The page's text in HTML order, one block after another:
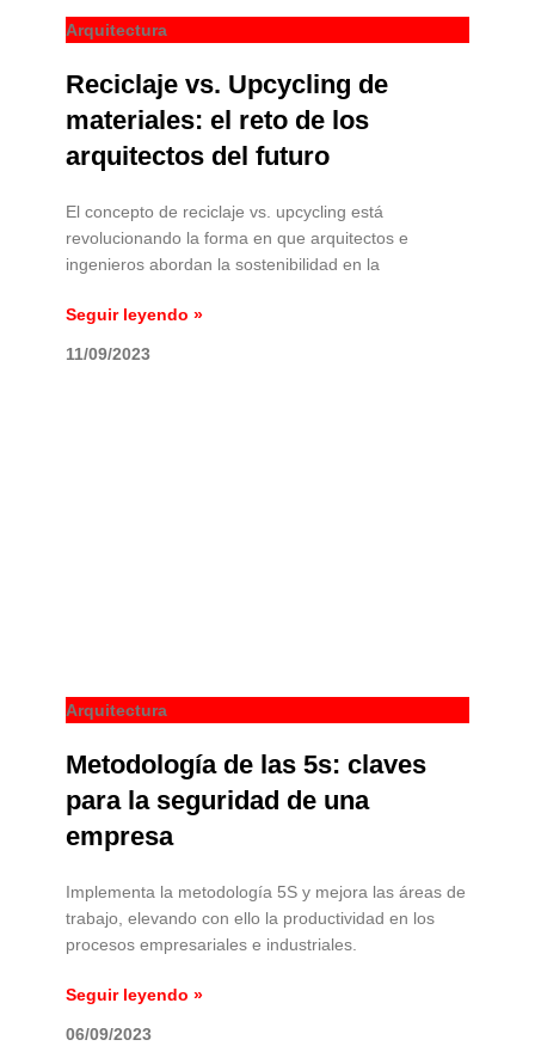
Arquitectura
Reciclaje vs. Upcycling de
materiales: el reto de los
arquitectos del futuro
El concepto de reciclaje vs. upcycling está
revolucionando la forma en que arquitectos e
ingenieros abordan la sostenibilidad en la
Seguir leyendo »
11/09/2023
Arquitectura
Metodología de las 5s: claves
para la seguridad de una
empresa
Implementa la metodología 5S y mejora las áreas de
trabajo, elevando con ello la productividad en los
procesos empresariales e industriales.
Seguir leyendo »
06/09/2023